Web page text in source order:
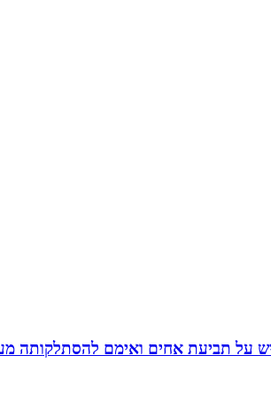
על תביעת אחים ואימם להסתלקותה